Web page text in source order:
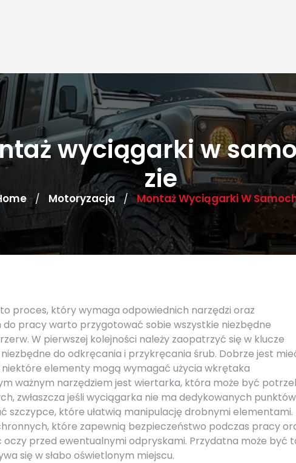
wyciągarki w
zie
/ Motoryzacja / Montaż Wyciągarki W
proces, który wymaga odpowiednich narzędzi oraz
pracy warto przygotować sobie wszystkie niezbędne
W pierwszej kolejności należy zaopatrzyć się w klucze
do odkręcania i przykręcania śrub. Dobrze jest
elementy mogą wymagać użycia wkrętaka
ważnym narzędziem jest wiertarka, która może być
zwłaszcza jeśli wyciągarka nie ma dedykowanych punktów
szczypce, które ułatwią manipulację drobnymi elementami.
które zapewnią bezpieczeństwo podczas pracy
przed ewentualnymi odpryskami. Przydatna może być
się w słabo oświetlonym miejscu.